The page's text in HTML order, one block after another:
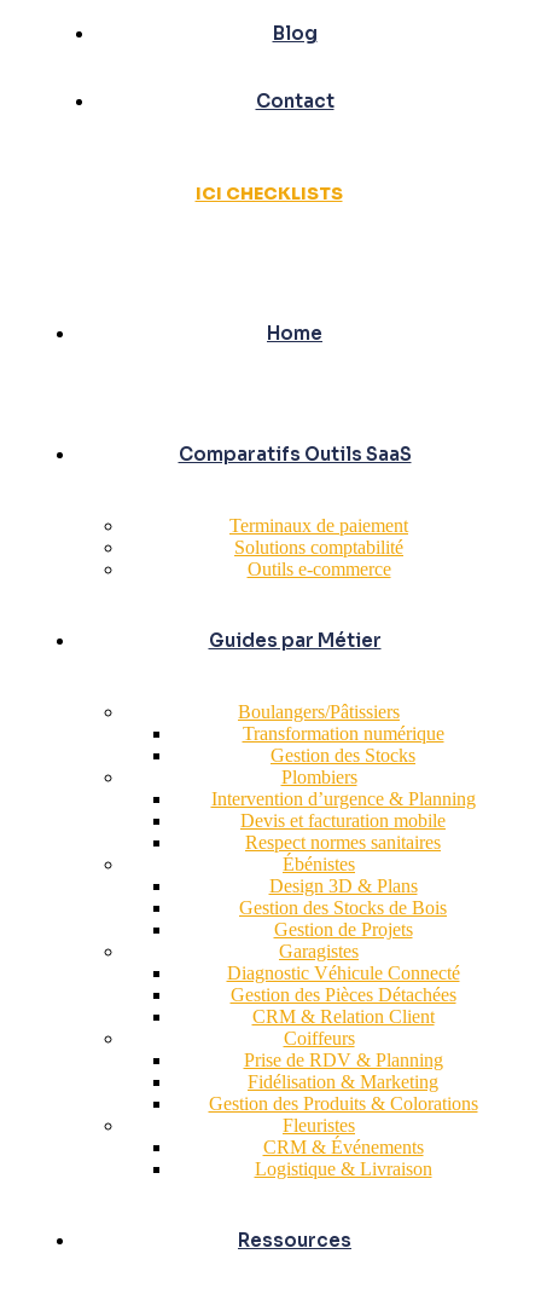
Blog
Contact
ICI CHECKLISTS
Home
Comparatifs Outils SaaS
Terminaux de paiement
Solutions comptabilité
Outils e-commerce
Guides par Métier
Boulangers/Pâtissiers
Transformation numérique
Gestion des Stocks
Plombiers
Intervention d’urgence & Planning
Devis et facturation mobile
Respect normes sanitaires
Ébénistes
Design 3D & Plans
Gestion des Stocks de Bois
Gestion de Projets
Garagistes
Diagnostic Véhicule Connecté
Gestion des Pièces Détachées
CRM & Relation Client
Coiffeurs
Prise de RDV & Planning
Fidélisation & Marketing
Gestion des Produits & Colorations
Fleuristes
CRM & Événements
Logistique & Livraison
Ressources